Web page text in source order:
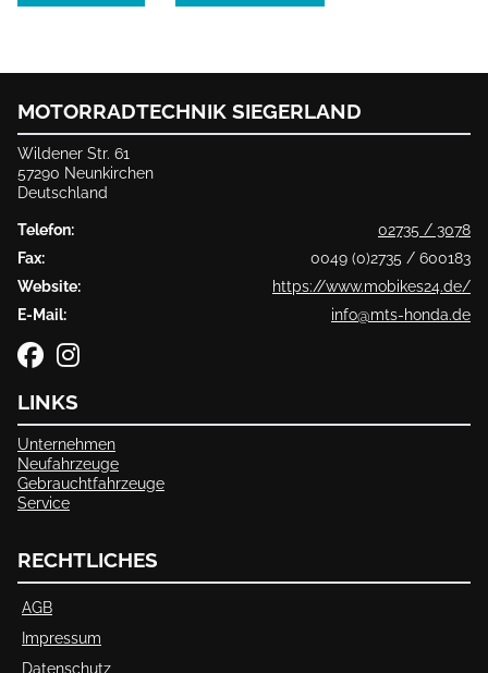
MOTORRADTECHNIK SIEGERLAND
Wildener Str. 61
57290 Neunkirchen
Deutschland
Telefon:
02735 / 3078
Fax:
0049 (0)2735 / 600183
Website:
https://www.mobikes24.de/
E-Mail:
info@mts-honda.de
LINKS
Unternehmen
Neufahrzeuge
Gebrauchtfahrzeuge
Service
RECHTLICHES
AGB
Impressum
Datenschutz